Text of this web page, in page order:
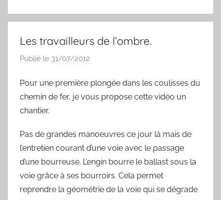
k
s
Les travailleurs de l’ombre.
Publié le 31/07/2012
r
S
v
a
i
n
B
Pour une première plongée dans les coulisses du
chemin de fer, je vous propose cette vidéo un
chantier.
Pas de grandes manoeuvres ce jour là mais de
l’entretien courant d’une voie avec le passage
d’une bourreuse. L’engin bourre le ballast sous la
voie grâce à ses bourroirs. Cela permet
reprendre la géométrie de la voie qui se dégrade